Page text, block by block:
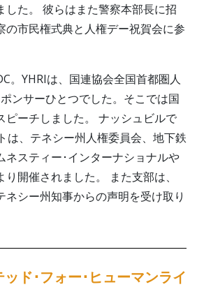
した。 彼らはまた警察本部長に招
の市民権式典と人権デー祝賀会に参
。YHRIは、国連協会全国首都圏人
ンサーひとつでした。そこでは国
ピーチしました。 ナッシュビルで
は、テネシー州人権委員会、地下鉄
ネスティー･インターナショナルや
開催されました。 また支部は、
ネシー州知事からの声明を受け取り
ッド･フォー･ヒューマンライ